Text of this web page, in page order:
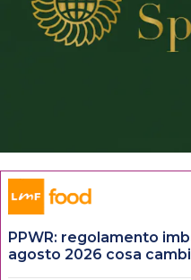
PPWR: regolamento
agosto 2026 cosa